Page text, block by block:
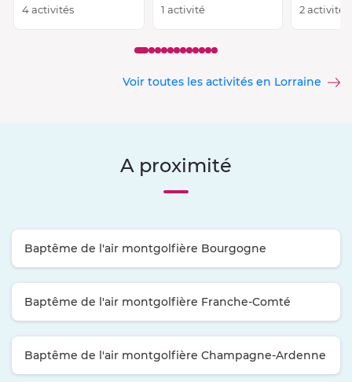
4 activités 1 activité 2 activités
Voir toutes les activités en Lorraine
A proximité
Baptême de l'air montgolfière Bourgogne
Baptême de l'air montgolfière Franche-Comté
Baptême de l'air montgolfière Champagne-Ardenne